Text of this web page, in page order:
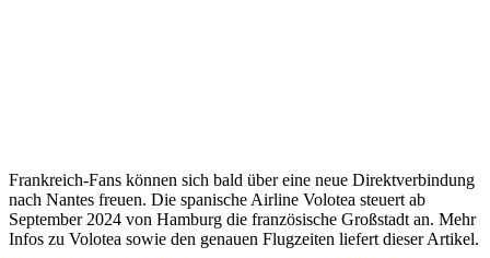
Frankreich-Fans können sich bald über eine neue Direktverbindung
nach Nantes freuen. Die spanische Airline Volotea steuert ab
September 2024 von Hamburg die französische Großstadt an. Mehr
Infos zu Volotea sowie den genauen Flugzeiten liefert dieser Artikel.